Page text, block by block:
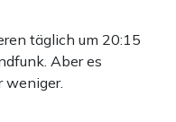
täglich um 20:15
Aber es
weniger.